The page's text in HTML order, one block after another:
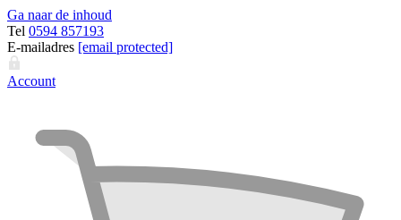
Ga naar de inhoud
Tel 0594 857193
E-mailadres [email protected]
Account